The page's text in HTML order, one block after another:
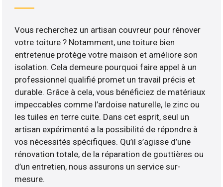
Vous recherchez un artisan couvreur pour rénover
votre toiture ? Notamment, une toiture bien
entretenue protège votre maison et améliore son
isolation. Cela demeure pourquoi faire appel à un
professionnel qualifié promet un travail précis et
durable. Grâce à cela, vous bénéficiez de matériaux
impeccables comme l’ardoise naturelle, le zinc ou
les tuiles en terre cuite. Dans cet esprit, seul un
artisan expérimenté a la possibilité de répondre à
vos nécessités spécifiques. Qu’il s’agisse d’une
rénovation totale, de la réparation de gouttières ou
d’un entretien, nous assurons un service sur-
mesure.